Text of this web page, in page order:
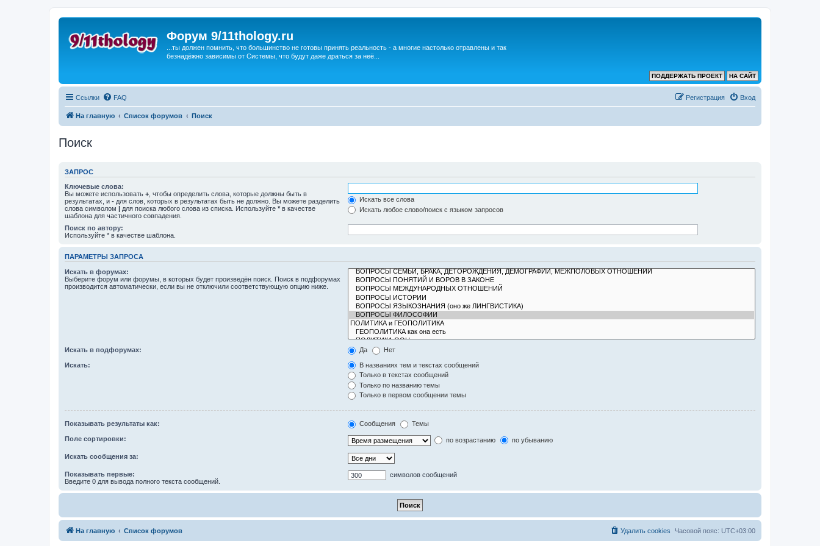
Форум 9/11thology.ru
...ты должен помнить, что большинство не готовы принять реальность - а многие настолько отравлены и так
безнадёжно зависимы от Системы, что будут даже драться за неё...
НА САЙТ
ПОДДЕРЖАТЬ ПРОЕКТ
Ссылки FAQ Вход
Регистрация
На главную Список форумов Поиск
Поиск
ЗАПРОС
Ключевые слова:
Вы можете использовать + , чтобы определить слова, которые должны быть в
результатах, и - для слов, которых в результатах быть не должно. Вы можете разделить
слова символом | для поиска любого слова из списка. Используйте * в качестве
шаблона для частичного совпадения.
Искать все слова
Искать любое слово/поиск с языком запросов
Поиск по автору:
Используйте * в качестве шаблона.
ПАРАМЕТРЫ ЗАПРОСА
Искать в форумах:
Выберите форум или форумы, в которых будет произведён поиск. Поиск в подфорумах
производится автоматически, если вы не отключили соответствующую опцию ниже.
Искать в подфорумах: Да Нет
Искать:
В названиях тем и текстах сообщений
Только в текстах сообщений
Только по названию темы
Только в первом сообщении темы
Показывать результаты как: Сообщения Темы
Поле сортировки: по возрастанию по убыванию
Искать сообщения за:
Показывать первые:
Введите 0 для вывода полного текста сообщений.
символов сообщений
На главную Список форумов Часовой пояс: UTC+03:00
Удалить cookies